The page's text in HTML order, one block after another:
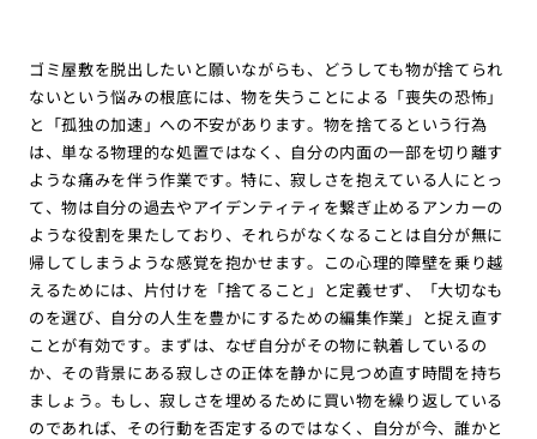
ゴミ屋敷を脱出したいと願いながらも、どうしても物が捨てられ
ないという悩みの根底には、物を失うことによる「喪失の恐怖」
と「孤独の加速」への不安があります。物を捨てるという行為
は、単なる物理的な処置ではなく、自分の内面の一部を切り離す
ような痛みを伴う作業です。特に、寂しさを抱えている人にとっ
て、物は自分の過去やアイデンティティを繋ぎ止めるアンカーの
ような役割を果たしており、それらがなくなることは自分が無に
帰してしまうような感覚を抱かせます。この心理的障壁を乗り越
えるためには、片付けを「捨てること」と定義せず、「大切なも
のを選び、自分の人生を豊かにするための編集作業」と捉え直す
ことが有効です。まずは、なぜ自分がその物に執着しているの
か、その背景にある寂しさの正体を静かに見つめ直す時間を持ち
ましょう。もし、寂しさを埋めるために買い物を繰り返している
のであれば、その行動を否定するのではなく、自分が今、誰かと